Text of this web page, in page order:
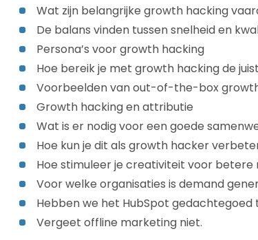
Wat zijn belangrijke growth hacking
De balans vinden tussen snelheid en
Persona’s voor growth hacking
Hoe bereik je met growth hacking de
Voorbeelden van out-of-the-box
Growth hacking en attributie
Wat is er nodig voor een goede
Hoe kun je dit als growth hacker
Hoe stimuleer je creativiteit voor betere
Voor welke organisaties is demand
Hebben we het HubSpot gedachtegoed
Vergeet offline marketing niet.